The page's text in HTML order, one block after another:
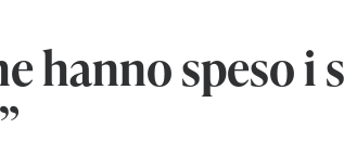
hanno speso i